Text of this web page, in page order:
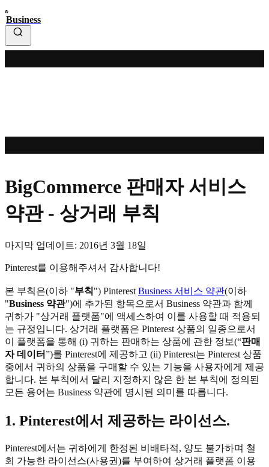
Business
BigCommerce 판매자 서비스
약관 - 상거래 부칙
마지막 업데이트: 2016년 3월 18일
Pinterest를 이용해주셔서 감사합니다!
본 부칙은(이하 "부칙") Pinterest Business 서비스 약관(이하
"Business 약관")에 추가된 항목으로서 Business 약관과 함께
귀하가 "상거래 플랫폼"에 액세스하여 이를 사용할 때 적용되
는 규정입니다. 상거래 플랫폼은 Pinterest 상품의 일종으로서
이 플랫폼을 통해 (i) 귀하는 판매하는 상품에 관한 정보(“판매
자 데이터”)를 Pinterest에 제공하고 (ii) Pinterest는 Pinterest 상품
중에서 귀하의 상품을 구매할 수 있는 기능을 사용자에게 제공
합니다. 본 부칙에서 달리 지정하지 않은 한 본 부칙에 정의된
모든 용어는 Business 약관에 명시된 의미를 따릅니다.
1. Pinterest에서 제공하는 라이선스.
Pinterest에서는 귀하에게 한정된 비배타적, 양도 불가하며 철
회 가능한 라이선스(사용권)를 부여하여 상거래 플랫폼 이용